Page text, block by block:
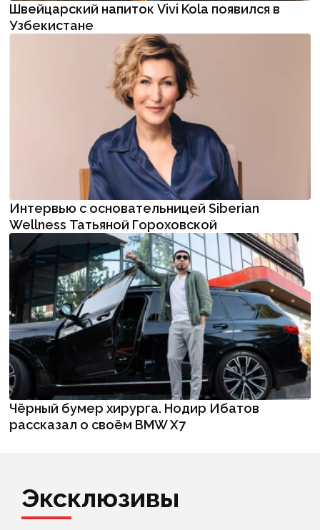
Швейцарский напиток Vivi Kola появился в
Узбекистане
Интервью с основательницей Siberian
Wellness Татьяной Гороховской
Чёрный бумер хирурга. Нодир Ибатов
рассказал о своём BMW X7
Эксклюзивы